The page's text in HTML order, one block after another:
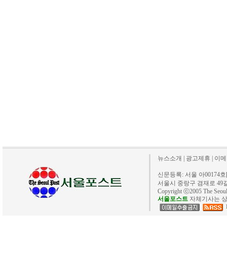
뉴스소개 광고제휴 이
신문등록: 서울 아00174
서울시 중랑구 겸재로 49
Copyright ⓒ2005 The
서울포스트 자체기사는